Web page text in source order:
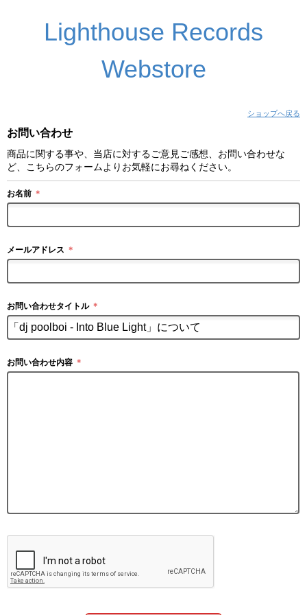
Lighthouse Records
Webstore
ショップへ戻る
お問い合わせ
商品に関する事や、当店に対するご意見ご感想、お問い合わせな
ど、こちらのフォームよりお気軽にお尋ねください。
お名前 ＊
メールアドレス ＊
お問い合わせタイトル ＊
お問い合わせ内容 ＊